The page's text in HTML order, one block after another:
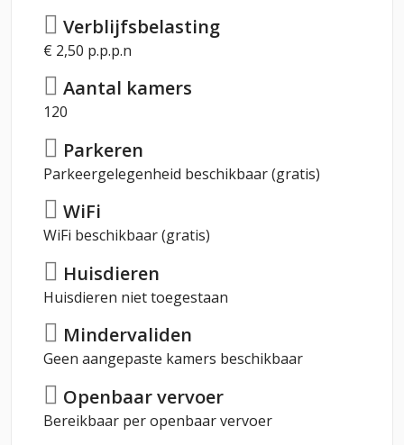
Verblijfsbelasting
€ 2,50 p.p.p.n
Aantal kamers
120
Parkeren
Parkeergelegenheid beschikbaar (gratis)
WiFi
WiFi beschikbaar (gratis)
Huisdieren
Huisdieren niet toegestaan
Mindervaliden
Geen aangepaste kamers beschikbaar
Openbaar vervoer
Bereikbaar per openbaar vervoer